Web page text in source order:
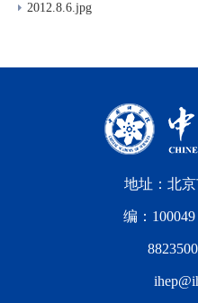
2012.8.6.jpg
地址：北
编：